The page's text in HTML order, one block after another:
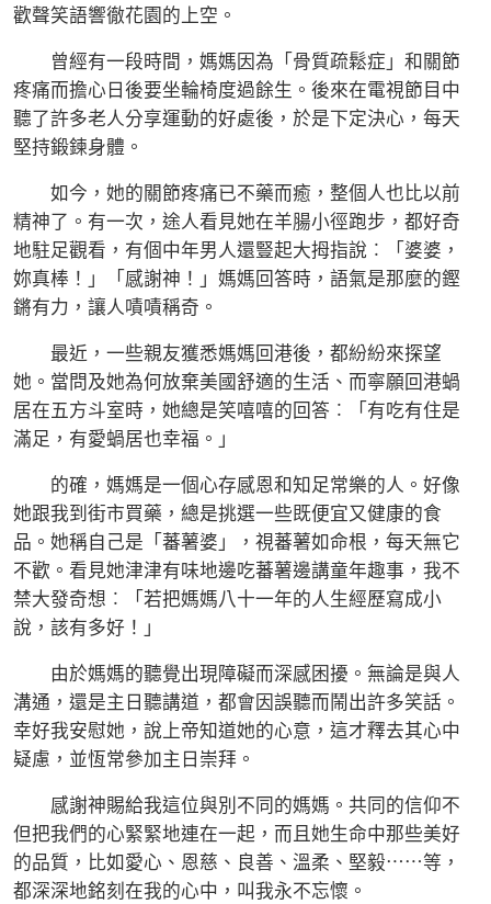
歡聲笑語響徹花園的上空。
曾經有一段時間，媽媽因為「骨質疏鬆症」和關節
疼痛而擔心日後要坐輪椅度過餘生。後來在電視節目中
聽了許多老人分享運動的好處後，於是下定決心，每天
堅持鍛鍊身體。
如今，她的關節疼痛已不藥而癒，整個人也比以前
精神了。有一次，途人看見她在羊腸小徑跑步，都好奇
地駐足觀看，有個中年男人還豎起大拇指說︰「婆婆，
妳真棒！」「感謝神！」媽媽回答時，語氣是那麼的鏗
鏘有力，讓人嘖嘖稱奇。
最近，一些親友獲悉媽媽回港後，都紛紛來探望
她。當問及她為何放棄美國舒適的生活、而寧願回港蝸
居在五方斗室時，她總是笑嘻嘻的回答︰「有吃有住是
滿足，有愛蝸居也幸福。」
的確，媽媽是一個心存感恩和知足常樂的人。好像
她跟我到街市買藥，總是挑選一些既便宜又健康的食
品。她稱自己是「蕃薯婆」，視蕃薯如命根，每天無它
不歡。看見她津津有味地邊吃蕃薯邊講童年趣事，我不
禁大發奇想︰「若把媽媽八十一年的人生經歷寫成小
說，該有多好！」
由於媽媽的聽覺出現障礙而深感困擾。無論是與人
溝通，還是主日聽講道，都會因誤聽而鬧出許多笑話。
幸好我安慰她，說上帝知道她的心意，這才釋去其心中
疑慮，並恆常參加主日崇拜。
感謝神賜給我這位與別不同的媽媽。共同的信仰不
但把我們的心緊緊地連在一起，而且她生命中那些美好
的品質，比如愛心、恩慈、良善、溫柔、堅毅⋯⋯等，
都深深地銘刻在我的心中，叫我永不忘懷。